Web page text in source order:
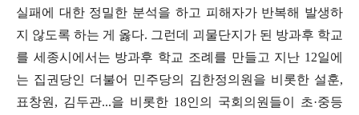
실패에 대한 정밀한 분석을 하고 피해자가 반복해 발생하
지 않도록 하는 게 옳다. 그런데 괴물단지가 된 방과후 학교
를 세종시에서는 방과후 학교 조례를 만들고 지난 12일에
는 집권당인 더불어 민주당의 김한정의원을 비롯한 설훈,
표창원 , 김두관...을 비롯한 18인의 국회의원들이 초·중등